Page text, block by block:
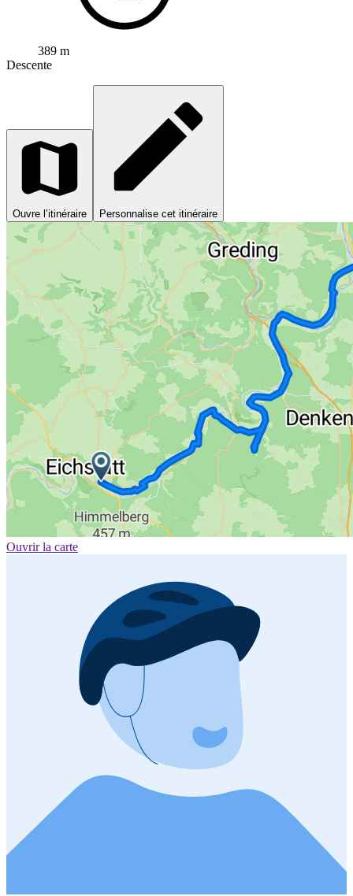
389 m
Descente
Ouvre l’itinéraire Personnalise cet itinéraire
Ouvrir la carte